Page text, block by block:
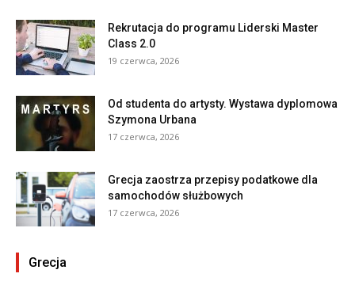
Rekrutacja do programu Liderski Master
Class 2.0
19 czerwca, 2026
Od studenta do artysty. Wystawa dyplomowa
Szymona Urbana
17 czerwca, 2026
Grecja zaostrza przepisy podatkowe dla
samochodów służbowych
17 czerwca, 2026
Grecja